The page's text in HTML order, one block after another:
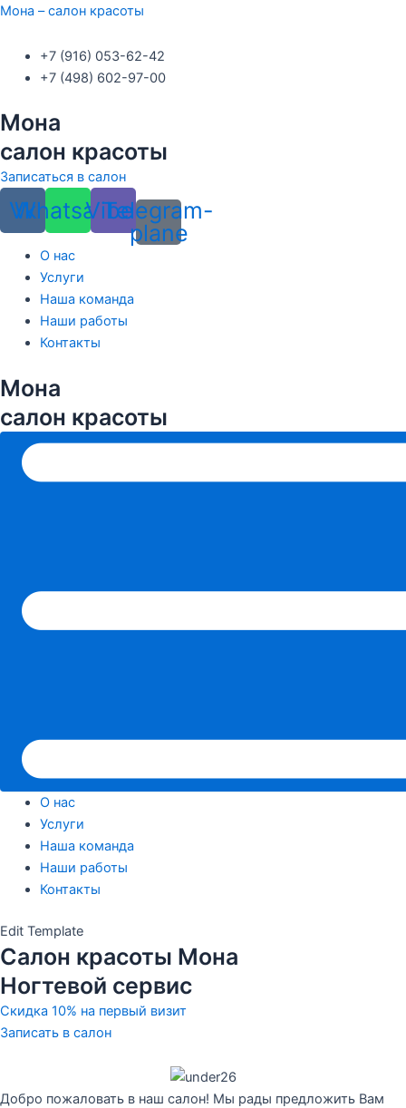
Перейти
содержимому
Мона – салон красоты
+7 (916) 053-62-42
+7 (498) 602-97-00
Мона
cалон красоты
Записаться в салон
Vk
Whatsapp
Viber
Telegram-
plane
Меню
О нас
Услуги
Наша команда
Наши работы
Контакты
Мона
cалон красоты
Меню
О нас
Услуги
Наша команда
Наши работы
Контакты
Edit Template
Салон красоты Мона
Ногтевой сервис
Скидка 10% на первый визит
Записать в салон
Добро пожаловать в наш салон! Мы рады предложить Вам